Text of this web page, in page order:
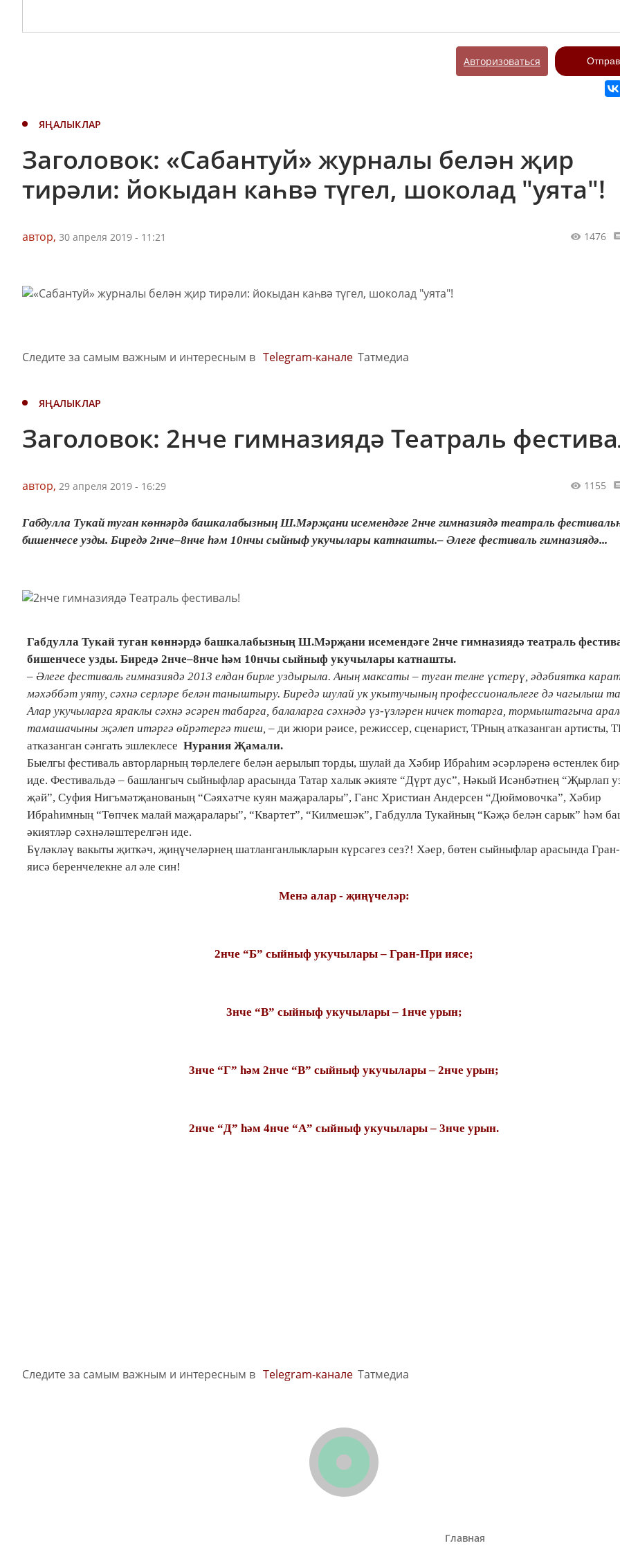
Авторизоваться
ЯҢАЛЫКЛАР
Заголовок: «Сабантуй» журналы белән җир
тирәли: йокыдан каһвә түгел, шоколад "уята"!
автор, 30 апреля 2019 - 11:21 1476
Следите за самым важным и интересным в Telegram-канале Татмедиа
ЯҢАЛЫКЛАР
Заголовок: 2нче гимназиядә Театраль
автор, 29 апреля 2019 - 16:29 1155
Габдулла Тукай туган көннәрдә башкалабызның Ш.Мәрҗани исемендәге 2нче гимназиядә театраль
бишенчесе узды. Биредә 2нче–8нче һәм 10нчы сыйныф укучылары катнашты.– Әлеге фестиваль гимназиядә...
Габдулла Тукай туган көннәрдә башкалабызның Ш.Мәрҗани исемендәге 2нче гимназиядә театраль
бишенчесе узды. Биредә 2нче–8нче һәм 10нчы сыйныф укучылары катнашты.
– Әлеге фестиваль гимназиядә 2013 елдан бирле уздырыла. Аның максаты – туган телне үстерү, әдәбиятка
мәхәббәт уяту, сәхнә серләре белән таныштыру. Биредә шулай ук укытучының профессиональлеге дә чагылыш
Алар укучыларга яраклы сәхнә әсәрен табарга, балаларга сәхнәдә үз-үзләрен ничек тотарга, тормыштагыча
тамашачыны җәлеп итәргә өйрәтергә тиеш, – ди жюри рәисе, режиссер, сценарист, ТРның атказанган артисты,
атказанган сәнгать эшлеклесе Нурания Җамали.
Быелгы фестиваль авторларның төрлелеге белән аерылып торды, шулай да Хәбир Ибраһим әсәрләренә өстенлек
иде. Фестивальдә – башлангыч сыйныфлар арасында Татар халык әкияте “Дүрт дус”, Нәкый Исәнбәтнең “Җырлап
җәй”, Суфия Нигъмәтҗанованың “Сәяхәтче куян маҗаралары”, Ганс Христиан Андерсен “Дюймовочка”, Хәбир
Ибраһимның “Төпчек малай маҗаралары”, “Квартет”, “Килмешәк”, Габдулла Тукайның “Кәҗә белән сарык” һәм
әкиятләр сәхнәләштерелгән иде.
Бүләкләү вакыты җиткәч, җиңүчеләрнең шатланганлыкларын күрсәгез сез?! Хәер, бөтен сыйныфлар арасында
яисә беренчелекне ал әле син!
Менә алар - җиңүчеләр:
2нче “Б” сыйныф укучылары – Гран-При иясе;
3нче “В” сыйныф укучылары – 1нче урын;
3нче “Г” һәм 2нче “В” сыйныф укучылары – 2нче урын;
2нче “Д” һәм 4нче “А” сыйныф укучылары – 3нче урын.
Следите за самым важным и интересным в Telegram-канале Татмедиа
Главная